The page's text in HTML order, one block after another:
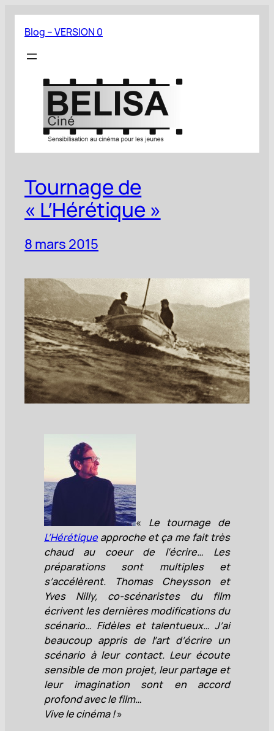
Aller
contenu
Blog – VERSION 0
Tournage de
« L’Hérétique »
8 mars 2015
« Le tournage de
L’Hérétique approche et ça me fait très
chaud au coeur de l’écrire… Les
préparations sont multiples et
s’accélèrent. Thomas Cheysson et
Yves Nilly, co-scénaristes du film
écrivent les dernières modifications du
scénario… Fidèles et talentueux… J’ai
beaucoup appris de l’art d’écrire un
scénario à leur contact. Leur écoute
sensible de mon projet, leur partage et
leur imagination sont en accord
profond avec le film…
Vive le cinéma !»